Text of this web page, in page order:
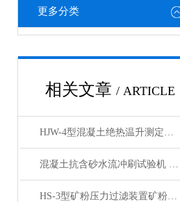
更多分类
相关文章 / ARTICLE
HJW-4型混凝土绝热温升测定仪产品展示
混凝土抗含砂水流冲刷试验机 产品展示
HS-3型矿粉压力过滤装置矿粉回收仪产品展示